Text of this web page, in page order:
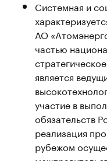
Системная и
АО
частью
является
участие в
обязательств
реализация
рубежом